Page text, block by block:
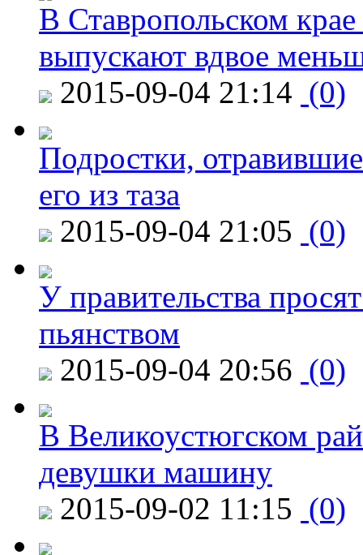
В Ставропольском
выпускают вдвое
2015-09-04 21:14 (0)
Подростки,
его из таза
2015-09-04 21:05 (0)
У правительства
пьянством
2015-09-04 20:56 (0)
В Великоустюгском
девушки машину
2015-09-02 11:15 (0)